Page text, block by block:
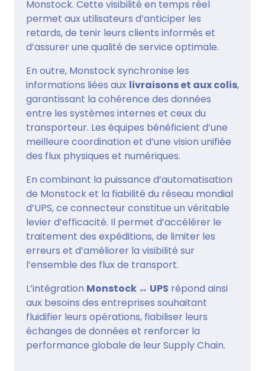
Monstock. Cette visibilité en temps réel
permet aux utilisateurs d’anticiper les
retards, de tenir leurs clients informés et
d’assurer une qualité de service optimale.
En outre, Monstock synchronise les
informations liées aux livraisons et aux colis,
garantissant la cohérence des données
entre les systèmes internes et ceux du
transporteur. Les équipes bénéficient d’une
meilleure coordination et d’une vision unifiée
des flux physiques et numériques.
En combinant la puissance d’automatisation
de Monstock et la fiabilité du réseau mondial
d’UPS, ce connecteur constitue un véritable
levier d’efficacité. Il permet d’accélérer le
traitement des expéditions, de limiter les
erreurs et d’améliorer la visibilité sur
l’ensemble des flux de transport.
L’intégration Monstock ↔ UPS répond ainsi
aux besoins des entreprises souhaitant
fluidifier leurs opérations, fiabiliser leurs
échanges de données et renforcer la
performance globale de leur Supply Chain.